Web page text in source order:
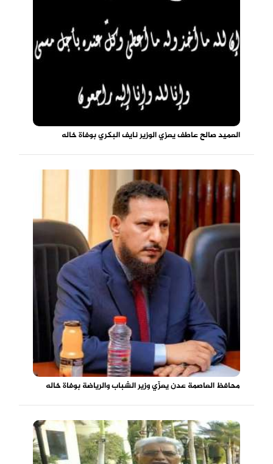
العميد صالح عاطف يعزي الوزير نايف البكري بوفاة خاله
محافظ العاصمة عدن يعزّي وزير الشباب والرياضة بوفاة خاله